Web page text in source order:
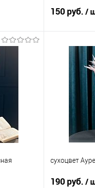
150 руб. /
Купить в 1
В избранное
сухоцвет
190 руб. /